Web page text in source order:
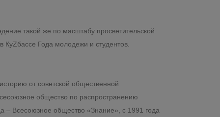
такой же по масштабу просветительской
Года молодежи и студентов.
от советской общественной
общество по распространению
– Всесоюзное общество «Знание», с 1991 года